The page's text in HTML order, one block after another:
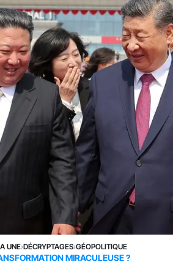
UNE›DÉCRYPTAGES›GÉOPOLITIQUE
MIRACULEUSE ?